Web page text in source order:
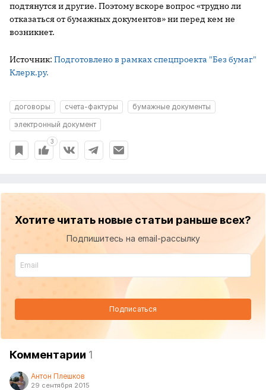
подтянутся и другие. Поэтому вскоре вопрос «трудно ли
отказаться от бумажных документов» ни перед кем не
возникнет.
Источник: Подготовлено в рамках спецпроекта "Без бумаг"
Клерк.ру.
договоры счета-фактуры
бумажные документы
электронный документ
3
Хотите читать новые статьи раньше всех?
Подпишитесь на email-рассылку
Подписаться
Комментарии 1
Антон Плешков
29 сентября 2015